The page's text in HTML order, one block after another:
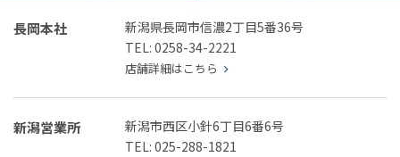
長岡本社
新潟県長岡市信濃2丁目5番36号
TEL: 0258-34-2221
店舗詳細はこちら
新潟営業所
新潟市西区小針6丁目6番6号
TEL: 025-288-1821